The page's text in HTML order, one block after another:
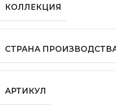
КОЛЛЕКЦИЯ
СТРАНА
АРТИКУЛ